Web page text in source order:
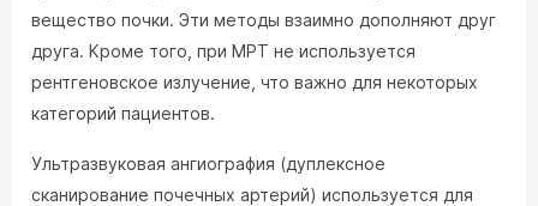
вещество почки. Эти методы взаимно дополняют друг
друга. Кроме того, при МРТ не используется
рентгеновское излучение, что важно для некоторых
категорий пациентов.
Ультразвуковая ангиография (дуплексное
сканирование почечных артерий) используется для